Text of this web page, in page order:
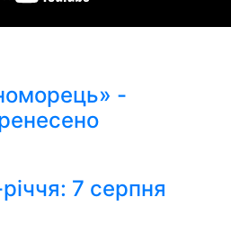
-
7 серпня